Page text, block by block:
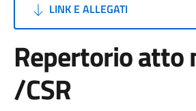
LINK E ALLEGATI
Repertorio atto
/CSR